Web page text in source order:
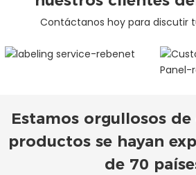
Contáctanos hoy para discutir
Estamos orgullosos
productos se hayan
de 70